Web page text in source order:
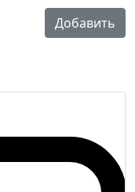
Добавить